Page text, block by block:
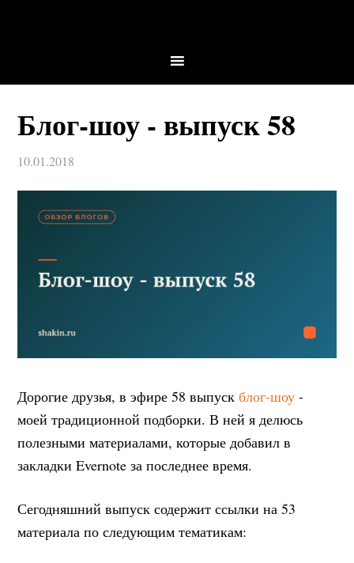
Блог-шоу - выпуск 58
10.01.2018
Дорогие друзья, в эфире 58 выпускблог-шоу -
моей традиционной подборки. В ней я делюсь
полезными материалами, которые добавил в
закладки Evernote за последнее время.
Сегодняшний выпуск содержит ссылки на 53
материала по следующим тематикам: